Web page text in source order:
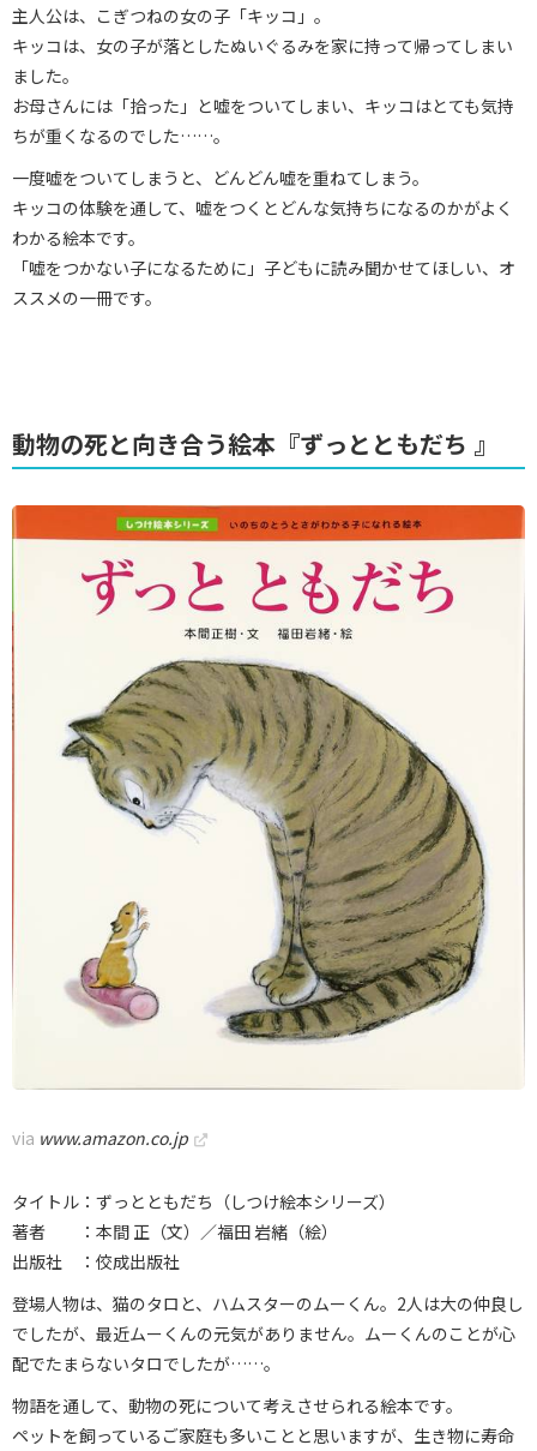
主人公は、こぎつねの女の子「キッコ」。
キッコは、女の子が落としたぬいぐるみを家に持って帰ってしまい
ました。
お母さんには「拾った」と嘘をついてしまい、キッコはとても気持
ちが重くなるのでした……。
一度嘘をついてしまうと、どんどん嘘を重ねてしまう。
キッコの体験を通して、嘘をつくとどんな気持ちになるのかがよく
わかる絵本です。
「嘘をつかない子になるために」子どもに読み聞かせてほしい、オ
ススメの一冊です。
動物の死と向き合う絵本『ずっとともだち 』
via www.amazon.co.jp
タイトル：ずっとともだち（しつけ絵本シリーズ）
著者 ：本間 正（文）／福田 岩緒（絵）
出版社 ：佼成出版社
登場人物は、猫のタロと、ハムスターのムーくん。2人は大の仲良し
でしたが、最近ムーくんの元気がありません。ムーくんのことが心
配でたまらないタロでしたが……。
物語を通して、動物の死について考えさせられる絵本です。
ペットを飼っているご家庭も多いことと思いますが、生き物に寿命